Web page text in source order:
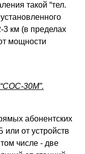
такой “тел.
3 км (в пределах
мощности
30М”.
абонентских
от устройств
числе - две